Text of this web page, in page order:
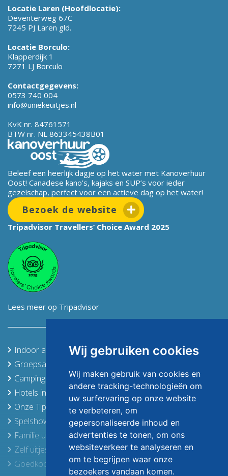
Wij gebruiken cookies
Wij maken gebruik van cookies en
andere tracking-technologieën om
uw surfervaring op onze website
te verbeteren, om
gepersonaliseerde inhoud en
advertenties te tonen, om ons
websiteverkeer te analyseren en
om te begrijpen waar onze
bezoekers vandaan komen.
Locatie Laren (Hoofdlocatie):
Deventerweg 67C
7245 PJ Laren gld.
Locatie Borculo:
Klapperdijk 1
7271 LJ Borculo
Contactgegevens:
0573 740 004
info@uniekeuitjes.nl
KvK nr. 84761571
BTW nr. NL 863345438B01
Beleef een heerlijk dagje op het water met Kanoverhuur
Oost! Canadese kano’s, kajaks en SUP’s voor ieder
gezelschap, perfect voor een actieve dag op het water!
Bezoek de website
Tripadvisor Travellers’ Choice Award 2025
Lees meer op Tripadvisor
Indoor activiteiten
Groepsaccommodaties in de Achterhoek en Twente
Campings in de Achterhoek
Hotels in de Achterhoek, Stedendriehoek en Twente
Onze Tips
Spelshows
Familie uitjes
Zelf uitjes samenstellen
Goedkope activiteiten